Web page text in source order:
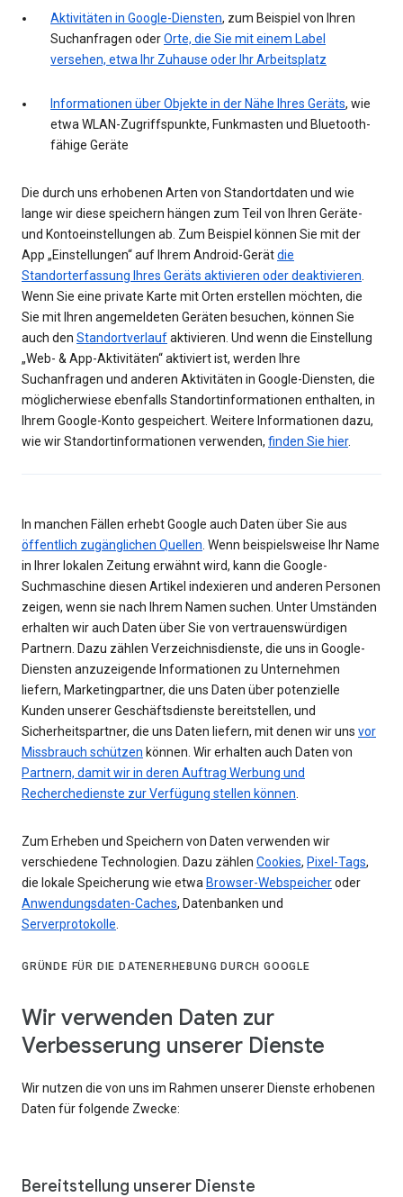
Aktivitäten in Google-Diensten, zum Beispiel von Ihren
Suchanfragen oderOrte, die Sie mit einem Label
versehen, etwa Ihr Zuhause oder Ihr Arbeitsplatz
Informationen über Objekte in der Nähe Ihres Geräts, wie
etwa WLAN-Zugriffspunkte, Funkmasten und Bluetooth-
fähige Geräte
Die durch uns erhobenen Arten von Standortdaten und wie
lange wir diese speichern hängen zum Teil von Ihren Geräte-
und Kontoeinstellungen ab. Zum Beispiel können Sie mit der
App „Einstellungen“ auf Ihrem Android-Gerätdie
Standorterfassung Ihres Geräts aktivieren oder deaktivieren.
Wenn Sie eine private Karte mit Orten erstellen möchten, die
Sie mit Ihren angemeldeten Geräten besuchen, können Sie
auch den Standortverlaufaktivieren. Und wenn die Einstellung
„Web- & App-Aktivitäten“ aktiviert ist, werden Ihre
Suchanfragen und anderen Aktivitäten in Google-Diensten, die
möglicherwiese ebenfalls Standortinformationen enthalten, in
Ihrem Google-Konto gespeichert. Weitere Informationen dazu,
wie wir Standortinformationen verwenden, finden Sie hier.
In manchen Fällen erhebt Google auch Daten über Sie aus
öffentlich zugänglichen Quellen. Wenn beispielsweise Ihr Name
in Ihrer lokalen Zeitung erwähnt wird, kann die Google-
Suchmaschine diesen Artikel indexieren und anderen Personen
zeigen, wenn sie nach Ihrem Namen suchen. Unter Umständen
erhalten wir auch Daten über Sie von vertrauenswürdigen
Partnern. Dazu zählen Verzeichnisdienste, die uns in Google-
Diensten anzuzeigende Informationen zu Unternehmen
liefern, Marketingpartner, die uns Daten über potenzielle
Kunden unserer Geschäftsdienste bereitstellen, und
Sicherheitspartner, die uns Daten liefern, mit denen wir uns vor
Missbrauch schützen können. Wir erhalten auch Daten von
Partnern, damit wir in deren Auftrag Werbung und
Recherchedienste zur Verfügung stellen können.
Zum Erheben und Speichern von Daten verwenden wir
verschiedene Technologien. Dazu zählen Cookies, Pixel-Tags,
die lokale Speicherung wie etwa Browser-Webspeicheroder
Anwendungsdaten-Caches, Datenbanken und
Serverprotokolle.
GRÜNDE FÜR DIE DATENERHEBUNG DURCH GOOGLE
Wir verwenden Daten zur
Verbesserung unserer Dienste
Wir nutzen die von uns im Rahmen unserer Dienste erhobenen
Daten für folgende Zwecke:
Bereitstellung unserer Dienste